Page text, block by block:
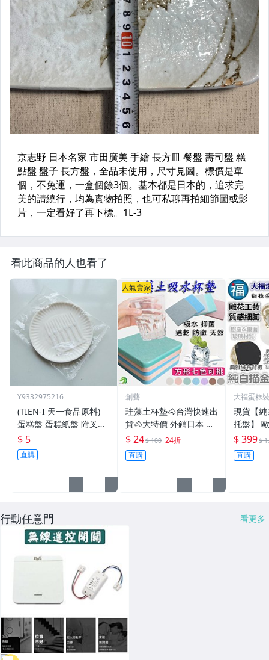
看此商品的人也看了
Y9332975216
(TIEN-I 天一食品原料)
蛋糕盤 蛋糕紙盤 附叉子
6入/包
$ 5
直購
人氣賣家
創藝
珪藻土杯墊🐴台灣快速出
貨🐴大特價 外銷日本 珪
藻土皂墊 珪藻土吸水杯
墊 珪藻土肥皂盤 【C022
02】
$ 24$ 100 24折
直購
大福蛋糕
現貨【
托盤】
點心架
婚禮佈
禮小物
$ 399$
直購
行動任意門 看更多